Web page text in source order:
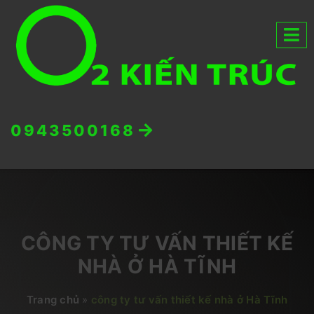
0943500168
CÔNG TY TƯ VẤN THIẾT KẾ
NHÀ Ở HÀ TĨNH
Trang chủ » công ty tư vấn thiết kế nhà ở Hà Tĩnh